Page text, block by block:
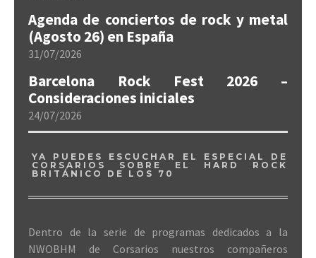
Agenda de conciertos de rock y metal
(Agosto 26) en España
31/07/2026
Barcelona Rock Fest 2026 –
Consideraciones iniciales
24/07/2026
YA PUEDES ESCUCHAR EL ESPECIAL DE
CORSARIOS SOBRE EL HARD ROCK
BRITÁNICO DE LOS 70
Dentro de la serie de programas dedicados a la
NWOBHM de Corsarios nuestros compañeros